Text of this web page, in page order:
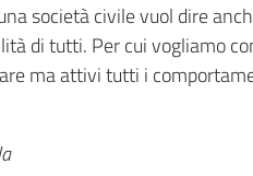
società civile vuol dire
di tutti. Per cui vogliamo
ma attivi tutti i